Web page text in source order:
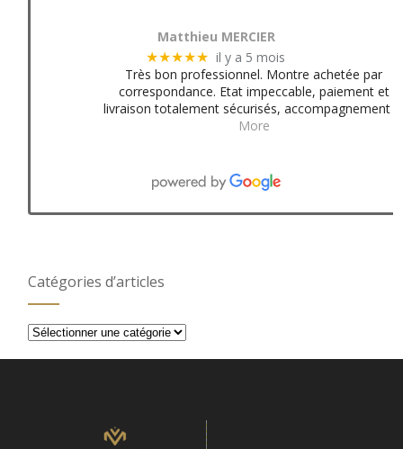
Matthieu MERCIER
★★★★★ il y a 5 mois
Très bon professionnel. Montre achetée par
correspondance. Etat impeccable, paiement et
livraison totalement sécurisés, accompagnement
More
Catégories d’articles
Catégories